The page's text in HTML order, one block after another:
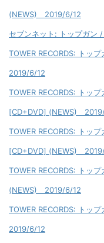
(NEWS) 2019/6/12
セブンネット: トップガ
TOWER RECORDS: トッ
2019/6/12
TOWER RECORDS: トッ
[CD+DVD] (NEWS)
TOWER RECORDS: トッ
[CD+DVD] (NEWS)
TOWER RECORDS: トッ
(NEWS) 2019/6/12
TOWER RECORDS: トッ
2019/6/12